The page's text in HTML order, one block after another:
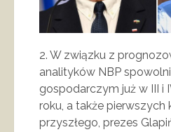
2. W związku z
analityków NBP
gospodarczym już w III i
roku, a także pierwszych
przyszłego, prezes